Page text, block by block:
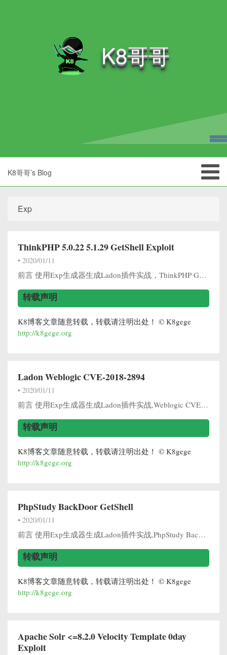
K8哥哥
K8哥哥’s Blog
Exp
ThinkPHP 5.0.22 5.1.29 GetShell Exploit
• 2020/01/11
前言 使用Exp生成器生成Ladon插件实战，ThinkPHP GetShell 漏洞环境 使用docker ThinkPHP 5.0.20 复现测试 Payload: http://192.168.1.37:8080/index.p...
转载声明
K8博客文章随意转载，转载请注明出处！ © K8gege
http://k8gege.org
Ladon Weblogic CVE-2018-2894
• 2020/01/11
前言 使用Exp生成器生成Ladon插件实战,Weblogic CVE-2018-2894漏洞检测 漏洞扫描 Weblogic CVE-2018-2894 github上有一份weblogic一键检测脚本，发现存在漏洞误报 看了下代码...
转载声明
K8博客文章随意转载，转载请注明出处！ © K8gege
http://k8gege.org
PhpStudy BackDoor GetShell
• 2020/01/11
前言 使用Exp生成器生成Ladon插件实战,PhpStudy BackDoor GetShell 简介 Cscan Web Exp生成器包含4种提交方法Get/Post/Put/Move,支持16个Http协议参数。 用户无需编程能...
转载声明
K8博客文章随意转载，转载请注明出处！ © K8gege
http://k8gege.org
Apache Solr <=8.2.0 Velocity Template 0day
Exploit